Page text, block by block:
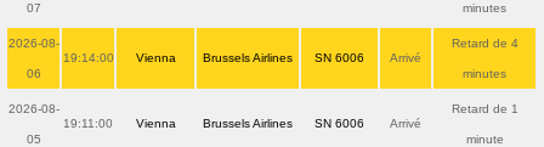
07 minutes
2026-08-
06
19:14:00 Vienna Brussels Airlines SN 6006 Arrivé
Retard de 4
minutes
2026-08-
05
19:11:00 Vienna Brussels Airlines SN 6006 Arrivé
Retard de 1
minute